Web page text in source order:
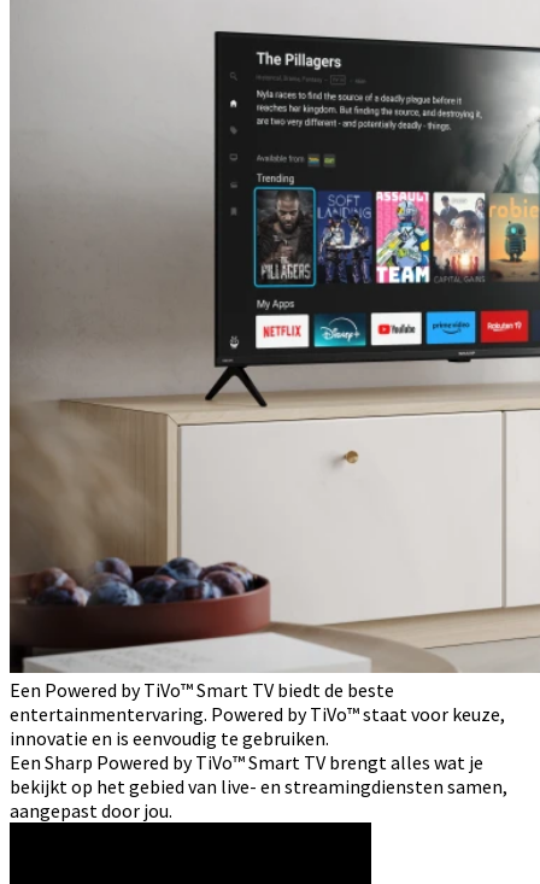
Een Powered by TiVo™ Smart TV biedt de beste
entertainmentervaring. Powered by TiVo™ staat voor keuze,
innovatie en is eenvoudig te gebruiken.
Een Sharp Powered by TiVo™ Smart TV brengt alles wat je
bekijkt op het gebied van live- en streamingdiensten samen,
aangepast door jou.